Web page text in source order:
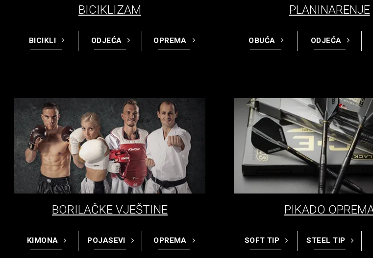
BICIKLIZAM
BICIKLI ODJEĆA OPREMA
PLANINARENJE
OBUĆA ODJEĆA
BORILAČKE VJEŠTINE
KIMONA POJASEVI OPREMA
PIKADO
SOFT TIP STEEL TIP